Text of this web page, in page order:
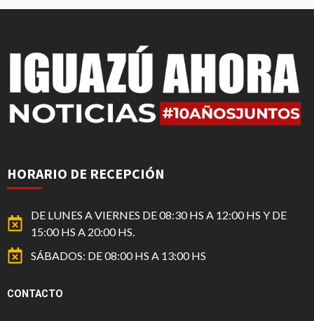
HORARIO DE RECEPCIÓN
DE LUNES A VIERNES DE 08:30 HS A 12:00 HS Y DE
15:00 HS A 20:00 HS.
SÁBADOS: DE 08:00 HS A 13:00 HS
CONTACTO